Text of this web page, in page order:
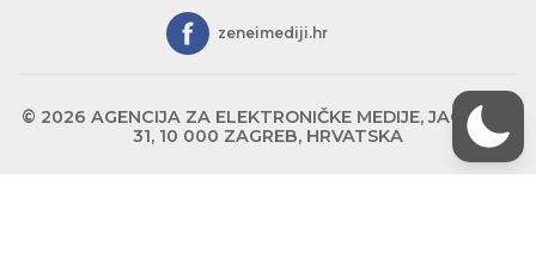
zeneimediji.hr
© 2026 AGENCIJA ZA ELEKTRONIČKE MEDIJE, JAGIĆEVA
31, 10 000 ZAGREB, HRVATSKA